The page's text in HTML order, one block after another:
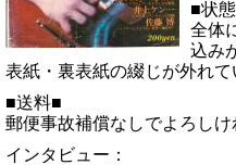
■状
全体
込み
表紙・裏表紙の綴じが外れて
■送料■
郵便事故補償なしでよろしけ
インタビュー：